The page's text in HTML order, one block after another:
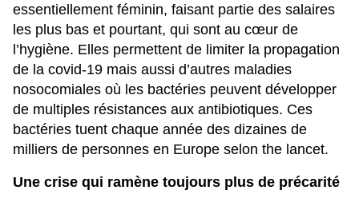
essentiellement féminin, faisant partie des salaires
les plus bas et pourtant, qui sont au cœur de
l’hygiène. Elles permettent de limiter la propagation
de la covid-19 mais aussi d’autres maladies
nosocomiales où les bactéries peuvent développer
de multiples résistances aux antibiotiques. Ces
bactéries tuent chaque année des dizaines de
milliers de personnes en Europe selon the lancet.
Une crise qui ramène toujours plus de précarité